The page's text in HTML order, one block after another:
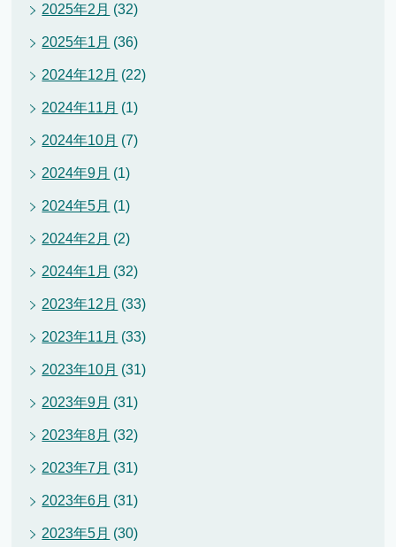
2025年2月 (32)
2025年1月 (36)
2024年12月 (22)
2024年11月 (1)
2024年10月 (7)
2024年9月 (1)
2024年5月 (1)
2024年2月 (2)
2024年1月 (32)
2023年12月 (33)
2023年11月 (33)
2023年10月 (31)
2023年9月 (31)
2023年8月 (32)
2023年7月 (31)
2023年6月 (31)
2023年5月 (30)